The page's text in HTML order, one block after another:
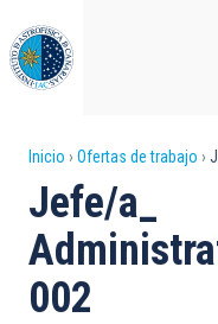
al
contenido
principal
Sobrescribir
enlaces
de
ayuda
Inicio Ofertas de trabajo
Jefe/a_
002